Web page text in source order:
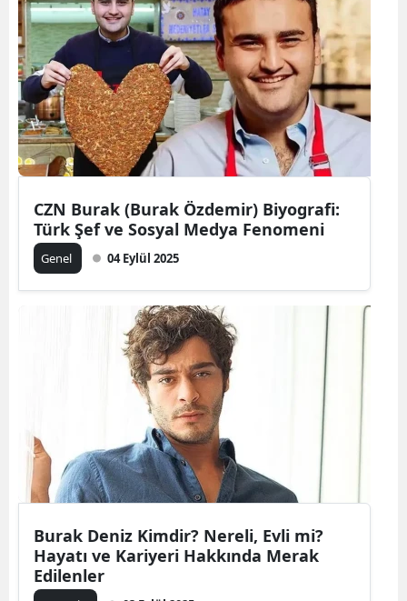
CZN Burak (Burak Özdemir) Biyografi:
Türk Şef ve Sosyal Medya Fenomeni
Genel 04 Eylül 2025
Burak Deniz Kimdir? Nereli, Evli mi?
Hayatı ve Kariyeri Hakkında Merak
Edilenler